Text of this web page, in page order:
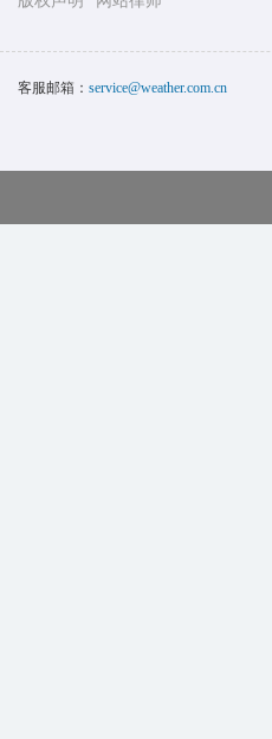
客服邮箱： service@weather.com.cn